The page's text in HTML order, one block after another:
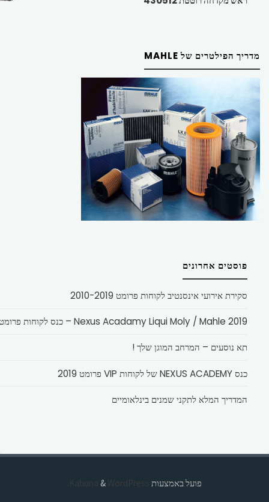
מדריך הפילטרים של MAHLE
פוסטים אחרונים
סקירת אירועי אינסנטיב לקוחות פרומט 2010-2019
Nexus Acadamy Liqui Moly / Mahle 2019 – כנס לקוחות פרומט
תא נוסעים – המרחב המוגן שלך !
כנס NEXUS ACADEMY של לקוחות VIP פרומט 2019
המדריך המלא לתקני שמנים בינלאומיים
פועל באמצעות & WordPress.